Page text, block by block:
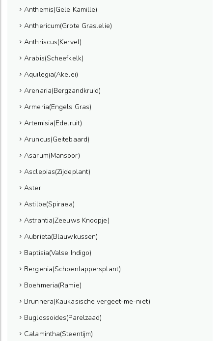
Anthemis(Gele Kamille)
Anthericum(Grote Graslelie)
Anthriscus(Kervel)
Arabis(Scheefkelk)
Aquilegia(Akelei)
Arenaria(Bergzandkruid)
Armeria(Engels Gras)
Artemisia(Edelruit)
Aruncus(Geitebaard)
Asarum(Mansoor)
Asclepias(Zijdeplant)
Aster
Astilbe(Spiraea)
Astrantia(Zeeuws Knoopje)
Aubrieta(Blauwkussen)
Baptisia(Valse Indigo)
Bergenia(Schoenlappersplant)
Boehmeria(Ramie)
Brunnera(Kaukasische vergeet-me-niet)
Buglossoides(Parelzaad)
Calamintha(Steentijm)